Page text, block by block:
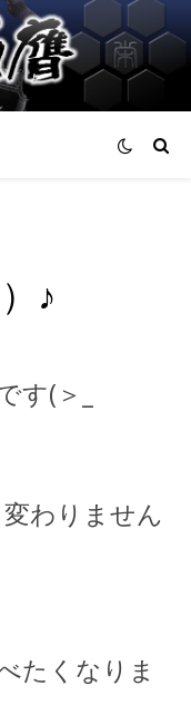
♪
す(＞_
わりません
たくなりま